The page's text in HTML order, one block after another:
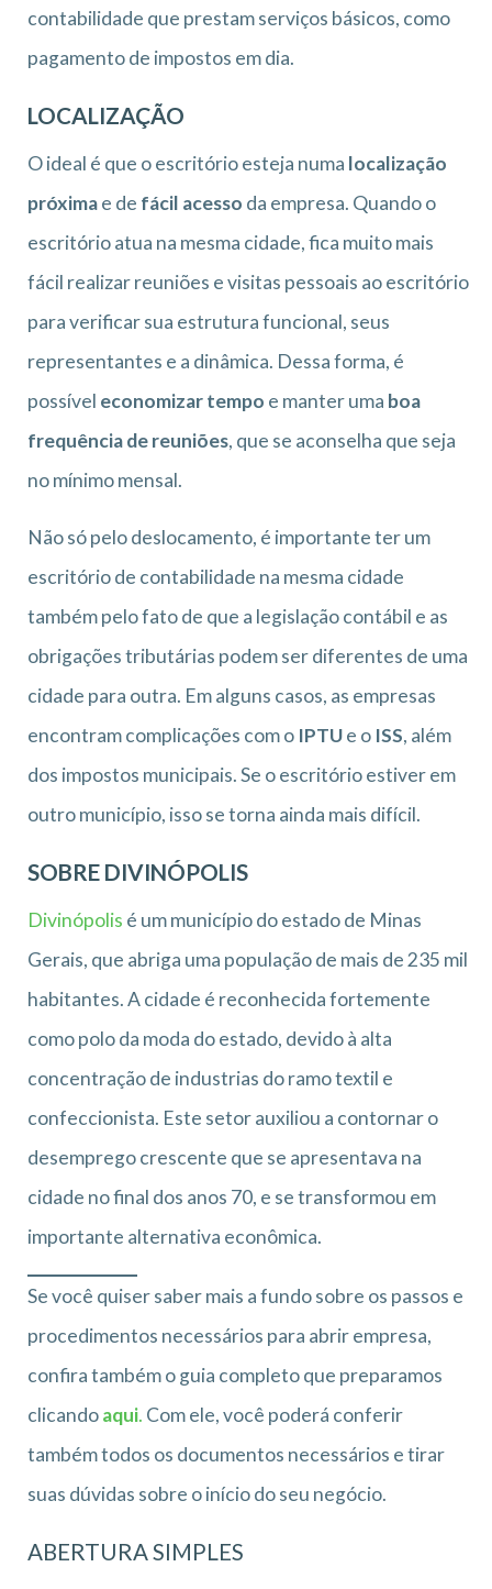
contabilidade que prestam serviços básicos, como
pagamento de impostos em dia.
LOCALIZAÇÃO
O ideal é que o escritório esteja numa localização
próximae de fácil acesso da empresa. Quando o
escritório atua na mesma cidade, fica muito mais
fácil realizar reuniões e visitas pessoais ao escritório
para verificar sua estrutura funcional, seus
representantes e a dinâmica. Dessa forma, é
possível economizar tempo e manter uma boa
frequência de reuniões, que se aconselha que seja
no mínimo mensal.
Não só pelo deslocamento, é importante ter um
escritório de contabilidade na mesma cidade
também pelo fato de que a legislação contábil e as
obrigações tributárias podem ser diferentes de uma
cidade para outra. Em alguns casos, as empresas
encontram complicações com o IPTUe o ISS, além
dos impostos municipais. Se o escritório estiver em
outro município, isso se torna ainda mais difícil.
SOBRE DIVINÓPOLIS
Divinópolis é um município do estado de Minas
Gerais, que abriga uma população de mais de 235 mil
habitantes. A cidade é reconhecida fortemente
como polo da moda do estado, devido à alta
concentração de industrias do ramo textil e
confeccionista. Este setor auxiliou a contornar o
desemprego crescente que se apresentava na
cidade no final dos anos 70, e se transformou em
importante alternativa econômica.
Se você quiser saber mais a fundo sobre os passos e
procedimentos necessários para abrir empresa,
confira também o guia completo que preparamos
clicandoaqui. Com ele, você poderá conferir
também todos os documentos necessários e tirar
suas dúvidas sobre o início do seu negócio.
ABERTURA SIMPLES